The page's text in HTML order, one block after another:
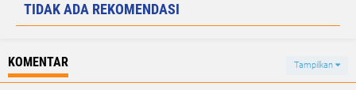
TIDAK ADA REKOMENDASI
KOMENTAR Tampilkan